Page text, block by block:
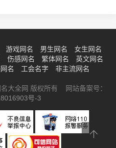
游戏网名 男生网名
女生网名
伤感网名 繁体网名
英文网名
名 工会名字 非主流网名
大全网 版权所有 网站备案号：
号-3